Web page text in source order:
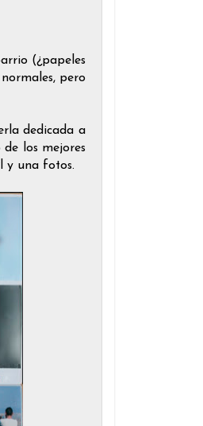
(¿papeles
pero
dedicada a
los mejores
y una fotos.